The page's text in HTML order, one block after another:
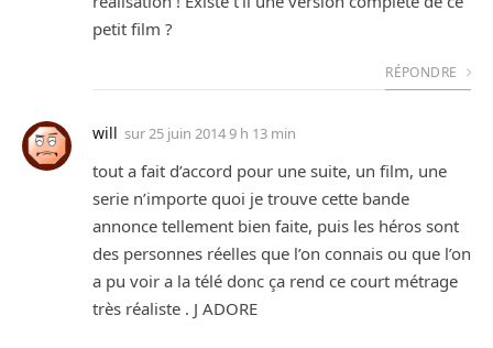
petit film ?
RÉPONDRE
will sur 25 juin 2014 9 h 13 min
tout a fait d’accord pour une suite, un film, une
serie n’importe quoi je trouve cette bande
annonce tellement bien faite, puis les héros sont
des personnes réelles que l’on connais ou que l’on
a pu voir a la télé donc ça rend ce court métrage
très réaliste . J ADORE